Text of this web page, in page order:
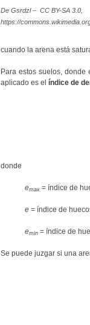
De Gsrdzl – CC BY-SA 3.0,
https://
cuando la arena está
Para estos suelos,
aplicado es el índice de
donde
emax= índice de
e= índice de
emin= índice de
Se puede juzgar si una